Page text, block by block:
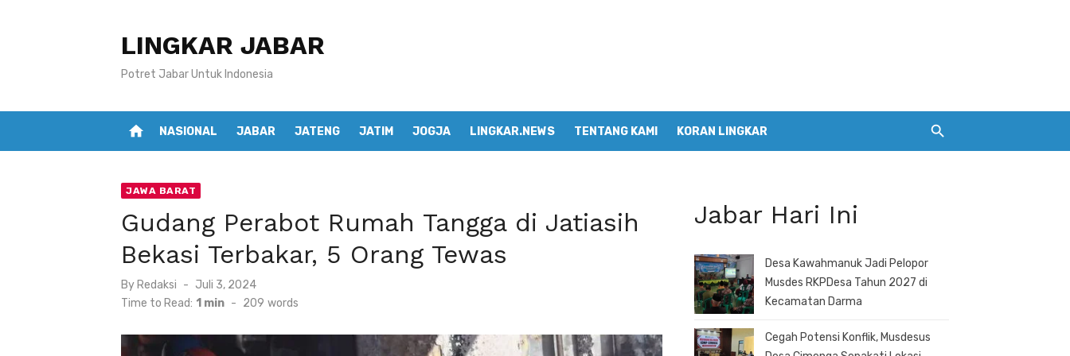
LINGKAR JABAR
Potret Jabar Untuk Indonesia
home NASIONAL JABAR JATENG JATIM JOGJA LINGKAR.NEWS TENTANG KAMI KORAN LINGKAR
JAWA BARAT
Gudang Perabot Rumah Tangga di Jatiasih
Bekasi Terbakar, 5 Orang Tewas
By Redaksi
Posted
on
Juli 3, 2024
Time to Read: 1 min - 209 words
Jabar Hari Ini
Desa Kawahmanuk Jadi Pelopor
Musdes RKPDesa Tahun 2027 di
Kecamatan Darma
Cegah Potensi Konflik, Musdesus